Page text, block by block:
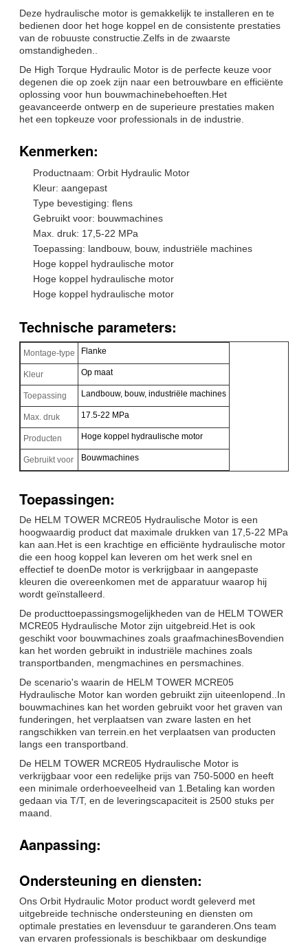
Deze hydraulische motor is gemakkelijk te installeren en te
bedienen door het hoge koppel en de consistente prestaties
van de robuuste constructie.Zelfs in de zwaarste
omstandigheden..
De High Torque Hydraulic Motor is de perfecte keuze voor
degenen die op zoek zijn naar een betrouwbare en efficiënte
oplossing voor hun bouwmachinebehoeften.Het
geavanceerde ontwerp en de superieure prestaties maken
het een topkeuze voor professionals in de industrie.
Kenmerken:
Productnaam: Orbit Hydraulic Motor
Kleur: aangepast
Type bevestiging: flens
Gebruikt voor: bouwmachines
Max. druk: 17,5-22 MPa
Toepassing: landbouw, bouw, industriële machines
Hoge koppel hydraulische motor
Hoge koppel hydraulische motor
Hoge koppel hydraulische motor
Technische parameters:
Montage-type Flanke
Kleur Op maat
Toepassing Landbouw, bouw, industriële machines
Max. druk 17.5-22 MPa
Producten Hoge koppel hydraulische motor
Gebruikt voor Bouwmachines
Toepassingen:
De HELM TOWER MCRE05 Hydraulische Motor is een
hoogwaardig product dat maximale drukken van 17,5-22 MPa
kan aan.Het is een krachtige en efficiënte hydraulische motor
die een hoog koppel kan leveren om het werk snel en
effectief te doenDe motor is verkrijgbaar in aangepaste
kleuren die overeenkomen met de apparatuur waarop hij
wordt geïnstalleerd.
De producttoepassingsmogelijkheden van de HELM TOWER
MCRE05 Hydraulische Motor zijn uitgebreid.Het is ook
geschikt voor bouwmachines zoals graafmachinesBovendien
kan het worden gebruikt in industriële machines zoals
transportbanden, mengmachines en persmachines.
De scenario's waarin de HELM TOWER MCRE05
Hydraulische Motor kan worden gebruikt zijn uiteenlopend..In
bouwmachines kan het worden gebruikt voor het graven van
funderingen, het verplaatsen van zware lasten en het
rangschikken van terrein.en het verplaatsen van producten
langs een transportband.
De HELM TOWER MCRE05 Hydraulische Motor is
verkrijgbaar voor een redelijke prijs van 750-5000 en heeft
een minimale orderhoeveelheid van 1.Betaling kan worden
gedaan via T/T, en de leveringscapaciteit is 2500 stuks per
maand.
Aanpassing:
Ondersteuning en diensten:
Ons Orbit Hydraulic Motor product wordt geleverd met
uitgebreide technische ondersteuning en diensten om
optimale prestaties en levensduur te garanderen.Ons team
van ervaren professionals is beschikbaar om deskundige